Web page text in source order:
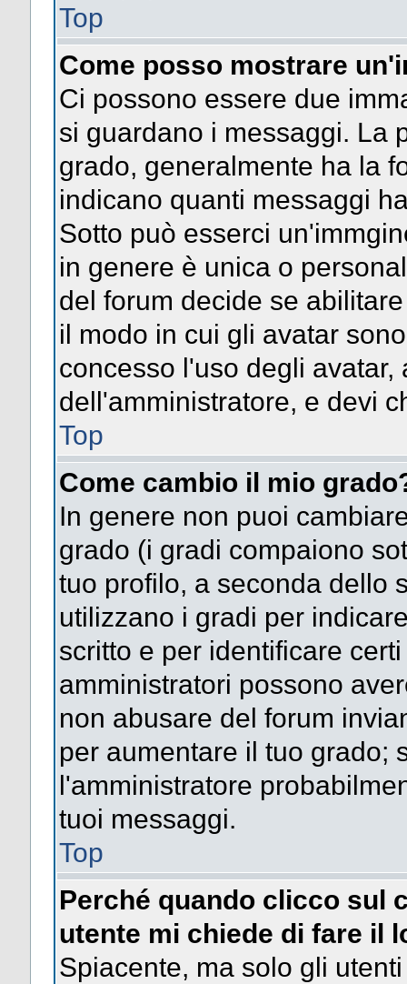
Top
Come posso mostrare
Ci possono essere due
si guardano i messaggi. La
grado, generalmente ha la
indicano quanti messaggi
Sotto può esserci
in genere è unica o
del forum decide se
il modo in cui gli avatar
concesso l'uso degli
dell'amministratore, e devi
Top
Come cambio il mio
In genere non puoi
grado (i gradi compaiono
tuo profilo, a seconda dello
utilizzano i gradi per
scritto e per identificare
amministratori possono
non abusare del forum
per aumentare il tuo grado;
l'amministratore
tuoi messaggi.
Top
Perché quando clicco sul
utente mi chiede di fare il
Spiacente, ma solo gli